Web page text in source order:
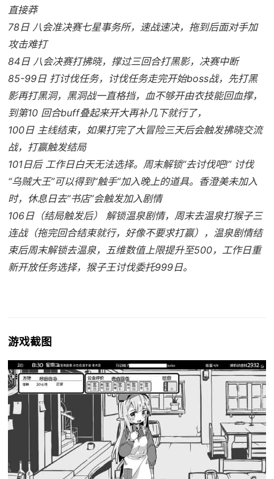
直接莽
78日 八会准决赛七星事务所，速战速决，拖到后面对手加
攻击难打
84日 八会决赛打拂晓，撑过三回合打黑影，决赛中断
85-99日 打讨伐任务，讨伐任务走完开始boss战，先打黑
影再打黑洞，黑洞战一直格挡，血不够开由衣技能回血撑，
到第10 回合buff叠起来开大再补几下就行了，
100日 主线结束，如果打完了大冒险三天后会触发拂晓交流
战，打赢触发结局
101日后 工作日白天无法选择。周末解锁“去讨伐吧!” 讨伐
“乌贼大王”可以得到“触手”加入晚上的道具。香澄美未加入
时，休息日去“书店”会触发加入剧情
106日（结局触发后） 解锁温泉剧情，周末去温泉打猴子三
连战（拖完回合结束就行，好像不要求打赢），温泉剧情结
束后周末解锁去温泉，五维数值上限提升至500，工作日重
新开放任务选择，猴子王讨伐委托999日。
游戏截图